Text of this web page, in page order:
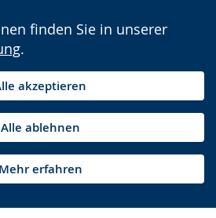
finden Sie in unserer
.
akzeptieren
Alle ablehnen
Mehr erfahren